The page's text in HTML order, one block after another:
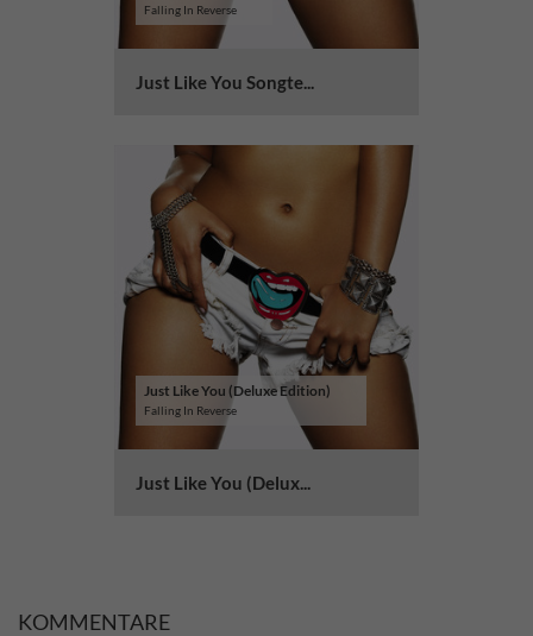
Falling In Reverse
Just Like You Songte...
Just Like You (Deluxe Edition)
Falling In Reverse
Just Like You (Delux...
KOMMENTARE